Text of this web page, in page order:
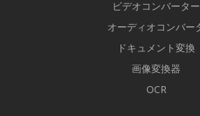
ビデオコンバーター
オーディオコンバー
ドキュメント変換
画像変換器
OCR